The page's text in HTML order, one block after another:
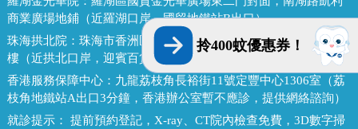
商業廣場地鋪（近羅湖口岸、國貿地鐵站B出口）
珠海拱北院： 珠海市香洲區拱北迎賓南路1155號中建商業大廈15
樓（近拱北口岸，迎賓百貨廣場對面）
香港服務保障中心： 九龍荔枝角長裕街11號定豐中心1306室（荔
枝角地鐵站A出口3分鐘，香港辦公室暫不應診，提供網絡諮詢）
就診提示： 提前預約登記，X-ray、CT院內檢查免費，3D數字掃
拎400蚊優惠券！